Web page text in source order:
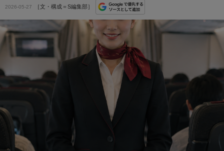
2026-05-27 ［文・構成＝S編集部］